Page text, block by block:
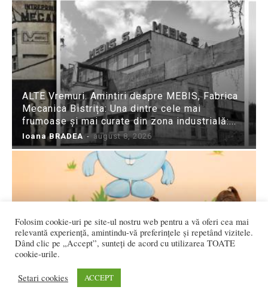
ALTE Vremuri. Amintiri despre MEBIS, Fabrica
Mecanica Bistrița: Una dintre cele mai
frumoase și mai curate din zona industrială:...
Ioana BRADEA - august 8, 2026
Regiunea Nord-Vest
Flavia DANCIU - august 8, 2026
Folosim cookie-uri pe site-ul nostru web pentru a vă oferi cea mai
relevantă experiență, amintindu-vă preferințele și repetând vizitele.
Dând clic pe „Accept”, sunteți de acord cu utilizarea TOATE
cookie-urile.
Setari cookies ACCEPT